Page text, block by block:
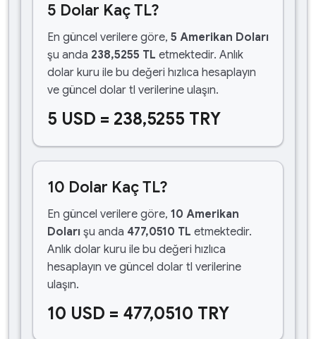
5 Dolar Kaç TL?
En güncel verilere göre, 5 Amerikan Doları
şu anda 238,5255 TL etmektedir. Anlık
dolar kuru ile bu değeri hızlıca hesaplayın
ve güncel dolar tl verilerine ulaşın.
5 USD = 238,5255 TRY
10 Dolar Kaç TL?
En güncel verilere göre, 10 Amerikan
Doları şu anda 477,0510 TL etmektedir.
Anlık dolar kuru ile bu değeri hızlıca
hesaplayın ve güncel dolar tl verilerine
ulaşın.
10 USD = 477,0510 TRY